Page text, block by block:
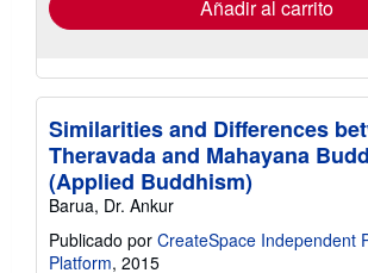
Añadir al carrito
Similarities and Differences
Theravada and Mahayana
(Applied Buddhism)
Barua, Dr. Ankur
Publicado por CreateSpace Independent
Platform, 2015